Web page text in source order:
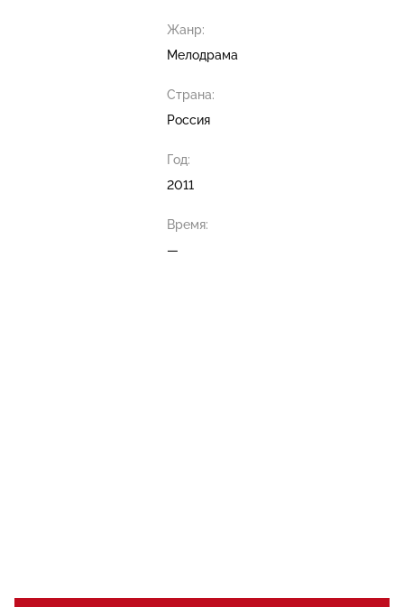
Жанр:
Мелодрама
Страна:
Россия
Год:
2011
Время:
—